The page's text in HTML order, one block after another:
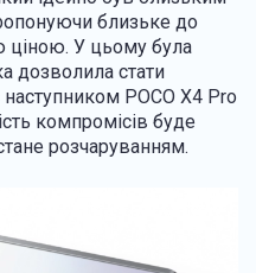
близьке до
ціною. У цьому була
дозволила стати
POCO X4 Pro
компромісів буде
розчаруванням.